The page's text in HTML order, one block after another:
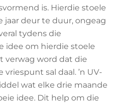
is. Hierdie stoele
jaar deur te duur, ongeag
tydens die
idee om hierdie stoele
verwag word dat die
sal daal. ’n UV-
wat elke drie maande
idee. Dit help om die